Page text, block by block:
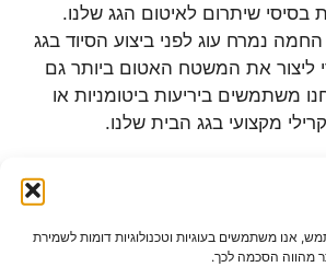
אנו משתמשים בעוגיות וטכנולוגיות דומות לשמירת
מהווה הסכמה לכך.
בסיסי שיתרום לאיטום הגג שלנו.
נמרח עוג לפני ביצוע הסיוד בגג
ליצור את המשטח האטום ביותר גם
משתמשים ביריעות ביטומניות או
מקצועי בגג הבית שלנו.
כאן הן כמובן פעולות שרלוונטיות
שאחרי האיטום המקצועי התקופתי
עם זאת, הדבר החשוב ביותר
להבין והדבר שעליו אנחנו צריכים